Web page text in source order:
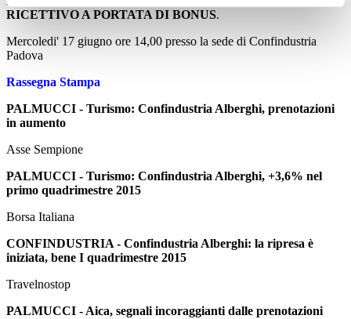
RICETTIVO A PORTATA DI BONUS.
Mercoledi' 17 giugno ore 14,00 presso la sede di Confindustria
Padova
Rassegna Stampa
PALMUCCI - Turismo: Confindustria Alberghi, prenotazioni
in aumento
Asse Sempione
PALMUCCI - Turismo: Confindustria Alberghi, +3,6% nel
primo quadrimestre 2015
Borsa Italiana
CONFINDUSTRIA - Confindustria Alberghi: la ripresa è
iniziata, bene I quadrimestre 2015
Travelnostop
PALMUCCI - Aica, segnali incoraggianti dalle prenotazioni